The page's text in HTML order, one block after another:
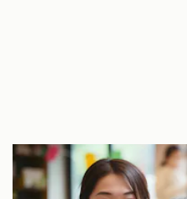
木目を基調とした温かみのある園
全床暖房で、壁の塗装はアレルギ